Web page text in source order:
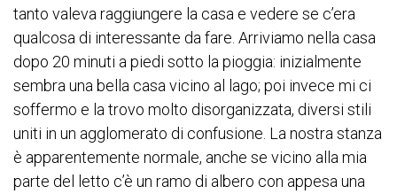
tanto valeva raggiungere la casa e vedere se c’era
qualcosa di interessante da fare. Arriviamo nella casa
dopo 20 minuti a piedi sotto la pioggia: inizialmente
sembra una bella casa vicino al lago; poi invece mi ci
soffermo e la trovo molto disorganizzata, diversi stili
uniti in un agglomerato di confusione. La nostra stanza
è apparentemente normale, anche se vicino alla mia
parte del letto c’è un ramo di albero con appesa una